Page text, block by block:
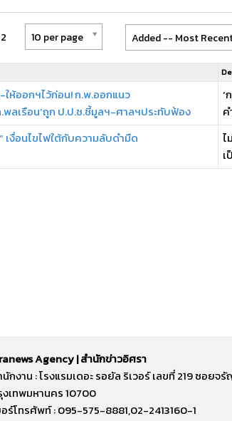
10 per page Added -- Most
ห้ออกฯไว้ก่อน! ก.พ.ออกแนว
พลเรือน’ถูก ป.ป.ช.ชี้มูลฯ-ศาลฯประทับฟ้อง
‘
เงื่อนไขไฟใต้กับความลับดำมืด
ไ
เ
Agency | สำนักข่าวอิศรา
นักงาน : โรงแรมเดอะ รอยัล ริเวอร์ เลขที่ 219 ซอ
เทพมหานคร 10700
อร์โทรศัพท์ : 095-575-8881,02-2413160-1